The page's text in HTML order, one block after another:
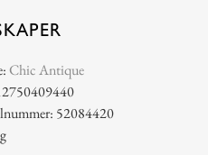
Chic Antique
52084420